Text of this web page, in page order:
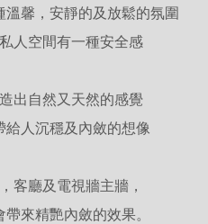
馨，安靜的及放鬆的氛圍
人空間有一種安全感
出自然又天然的感覺
給人沉穩及內斂的想像
客廳及電視牆主牆，
來精艷內斂的效果。